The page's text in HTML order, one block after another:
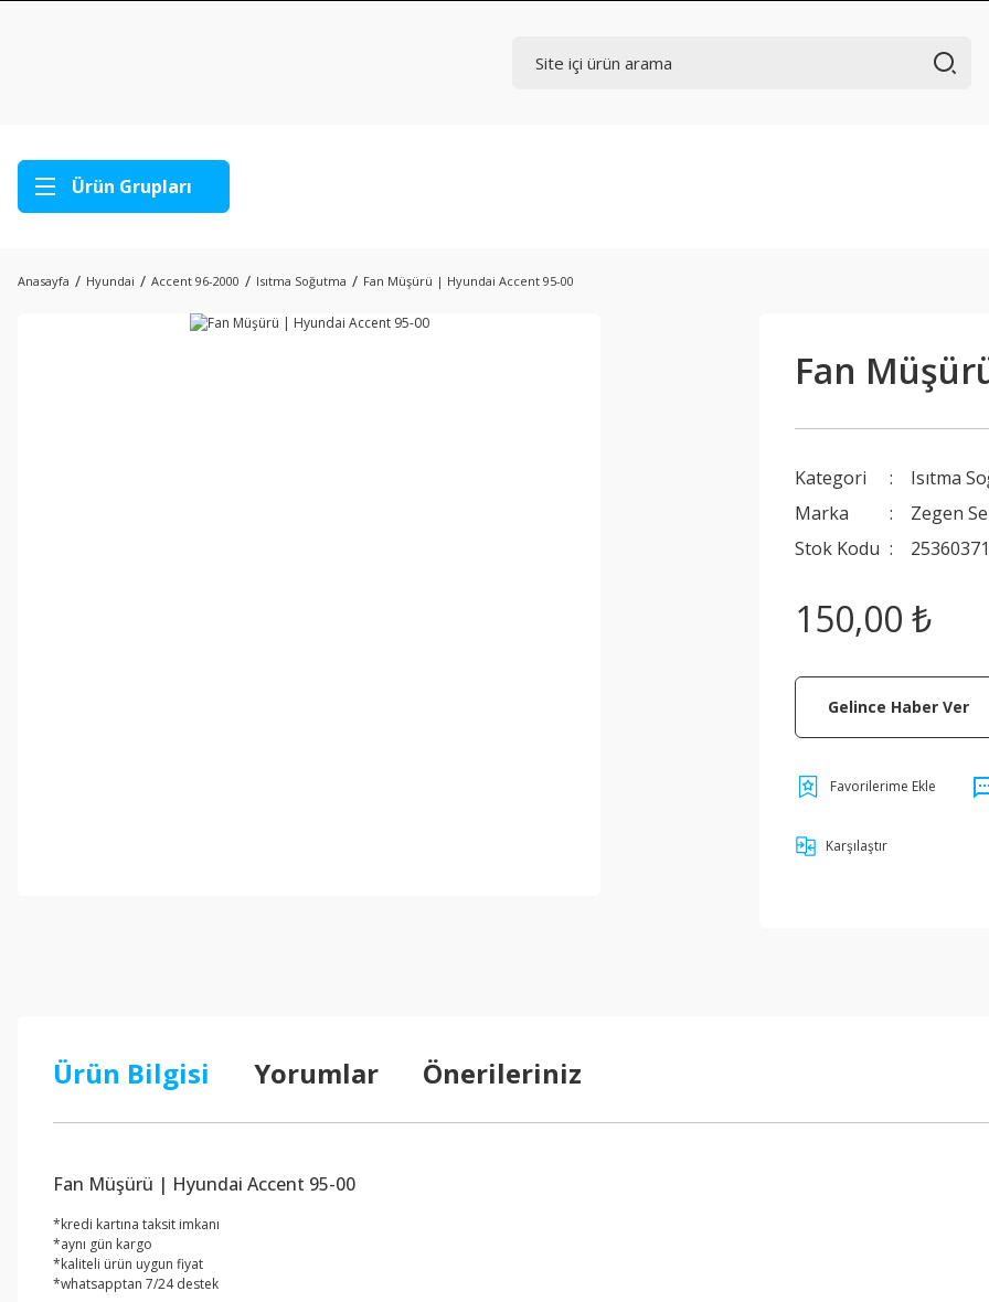
Ürün Grupları
Anasayfa Hyundai Accent 96-2000 Isıtma Soğutma Fan Müşürü | Hyundai Accent 95-00
Fan
Kategori
Isıtma
Marka
Zegen
Stok Kodu
150,00 ₺
Gelince Haber Ver
Karşılaştır
Ürün Bilgisi Yorumlar Önerileriniz
Fan Müşürü | Hyundai Accent 95-00
*kredi kartına taksit imkanı
*aynı gün kargo
*kaliteli ürün uygun fiyat
*whatsapptan 7/24 destek